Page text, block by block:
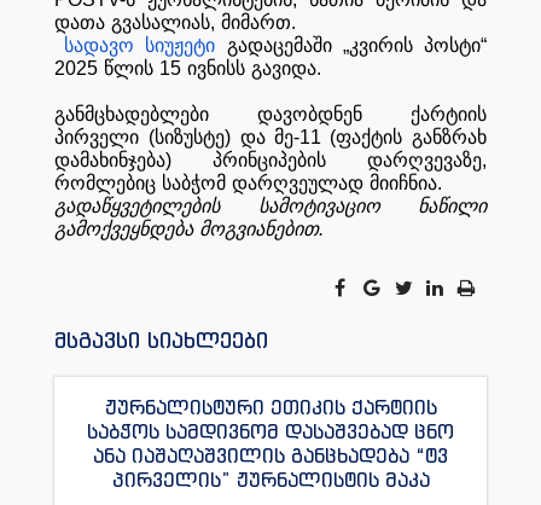
დათა გვასალიას, მიმართ.
სადავო
სიუჟეტი გადაცემაში „კვირის პოსტი“
2025 წლის 15 ივნისს გავიდა.
განმცხადებლები დავობდნენ
ქარტიის
პირველი (სიზუსტე) და მე-11 (ფაქტის განზრახ
დამახინჯება) პრინციპების დარღვევაზე,
რომლებიც საბჭომ დარღვეულად მიიჩნია.
გადაწყვეტილების
სამოტივაციო
ნაწილი
გამოქვეყნდება მოგვიანებით.
მსგავსი სიახლეები
ჟურნალისტური ეთიკის ქარტიის
საბჭოს სამდივნომ დასაშვებად ცნო
ანა იაშაღაშვილის განცხადება “ტვ
პირველის” ჟურნალისტის მაკა